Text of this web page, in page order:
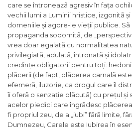
care se întroneazã agresiv în fața
vechii lumi a Luminii hristice, izgonitã
domeniile și agore-le vieții publice. Sã
propaganda sodomitã, de
vrea doar egalatã cu normalitatea
privilegiatã, adulatã, întronatã și
credințe obligatorii pentru toți:
plãcerii (de fapt, plãcerea carnalã
efemerã, iluzorie, ca drogul care îl
îi oferã o senzație plãcutã) cu prețul
acelor piedici care îngrãdesc
fi propriul zeu, de a „iubi” fãrã limite,
Dumnezeu, Carele este Iubirea în